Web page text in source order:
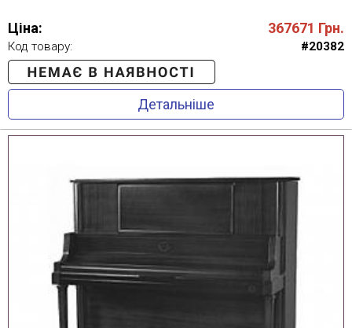
Ціна: 367671 Грн.
Код товару: #20382
Детальніше